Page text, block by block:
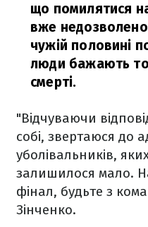
що помилятися
вже
чужій половині
люди бажають
смерті.
"Відчуваючи
собі, звертаюся до
уболівальників,
залишилося мало.
фінал, будьте з
Зінченко.